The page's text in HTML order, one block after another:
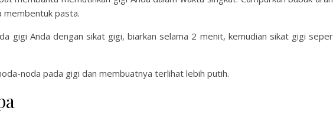
membentuk pasta.
gigi Anda dengan sikat gigi, biarkan selama 2 menit, kemudian sikat gigi
noda pada gigi dan membuatnya terlihat lebih putih.